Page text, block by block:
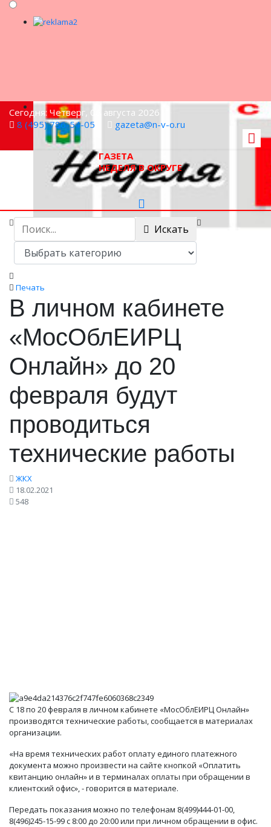
Сегодня: Четверг, 06 августа 2026
8 (495) 786-54-05
gazeta@n-v-o.ru
ГАЗЕТА
НЕДЕЛЯ В ОКРУГЕ
Искать
Печать
В личном кабинете
«МосОблЕИРЦ
Онлайн» до 20
февраля будут
проводиться
технические работы
ЖКХ
18.02.2021
548
С 18 по 20 февраля в личном кабинете «МосОблЕИРЦ Онлайн»
производятся технические работы, сообщается в материалах
организации.
«На время технических работ оплату единого платежного
документа можно произвести на сайте кнопкой «Оплатить
квитанцию онлайн» и в терминалах оплаты при обращении в
клиентский офис», - говорится в материале.
Передать показания можно по телефонам 8(499)444-01-00,
8(496)245-15-99 с 8:00 до 20:00 или при личном обращении в офис.